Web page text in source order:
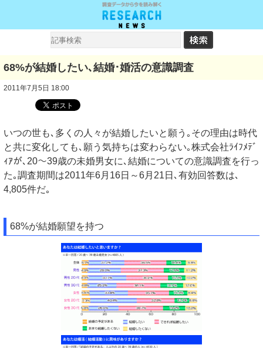
68%が結婚したい､結婚･婚活の意識調査
2011年7月5日 18:00
いつの世も､多くの人々が結婚したいと願う｡その理由は時代
と共に変化しても､願う気持ちは変わらない｡株式会社ﾗｲﾌﾒﾃﾞ
ｨｱが､20～39歳の未婚男女に､結婚についての意識調査を行っ
た｡調査期間は2011年6月16日～6月21日､有効回答数は､
4,805件だ｡
68%が結婚願望を持つ